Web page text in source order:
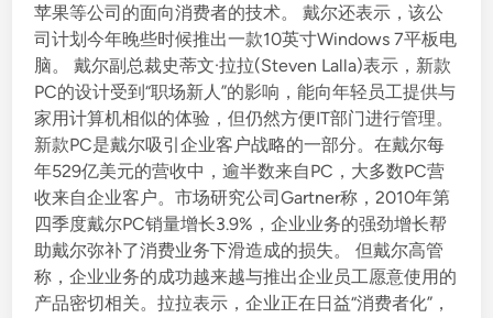
苹果等公司的面向消费者的技术。 戴尔还表示，该公
司计划今年晚些时候推出一款10英寸Windows 7平板电
脑。 戴尔副总裁史蒂文·拉拉(Steven Lalla)表示，新款
PC的设计受到“职场新人”的影响，能向年轻员工提供与
家用计算机相似的体验，但仍然方便IT部门进行管理。
新款PC是戴尔吸引企业客户战略的一部分。在戴尔每
年529亿美元的营收中，逾半数来自PC，大多数PC营
收来自企业客户。市场研究公司Gartner称，2010年第
四季度戴尔PC销量增长3.9%，企业业务的强劲增长帮
助戴尔弥补了消费业务下滑造成的损失。 但戴尔高管
称，企业业务的成功越来越与推出企业员工愿意使用的
产品密切相关。拉拉表示，企业正在日益“消费者化”，